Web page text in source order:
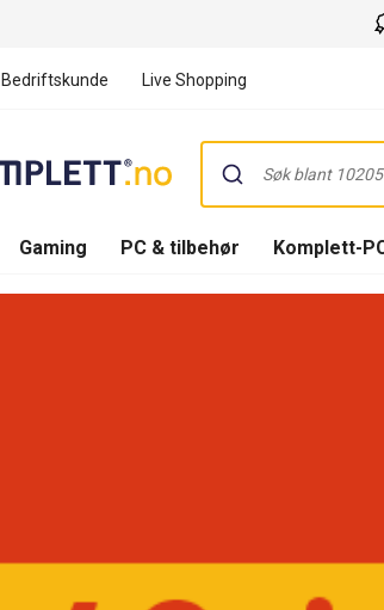
Bedriftskunde Live Shopping
Gaming PC & tilbehør Komplett-